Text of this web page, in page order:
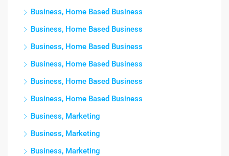
Business, Home Based Business
Business, Home Based Business
Business, Home Based Business
Business, Home Based Business
Business, Home Based Business
Business, Home Based Business
Business, Marketing
Business, Marketing
Business, Marketing